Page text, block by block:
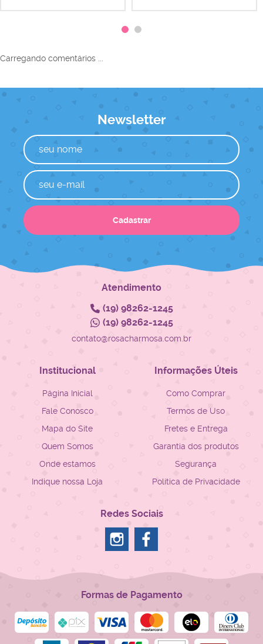
Carregando comentários ...
Newsletter
Cadastrar
Atendimento
(19)98262-1245
(19)98262-1245
contato@rosacharmosa.com.br
Institucional
Página Inicial
Fale Conosco
Mapa do Site
Quem Somos
Onde estamos
Indique nossa Loja
Informações Úteis
Como Comprar
Termos de Uso
Fretes e Entrega
Garantia dos produtos
Segurança
Política de Privacidade
Redes Sociais
Formas de Pagamento